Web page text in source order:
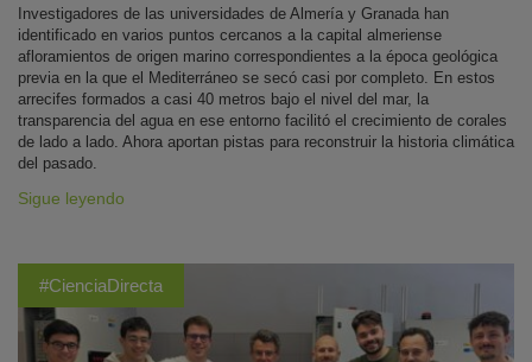
Investigadores de las universidades de Almería y Granada han
identificado en varios puntos cercanos a la capital almeriense
afloramientos de origen marino correspondientes a la época geológica
previa en la que el Mediterráneo se secó casi por completo. En estos
arrecifes formados a casi 40 metros bajo el nivel del mar, la
transparencia del agua en ese entorno facilitó el crecimiento de corales
de lado a lado. Ahora aportan pistas para reconstruir la historia climática
del pasado.
Sigue leyendo
#CienciaDirecta